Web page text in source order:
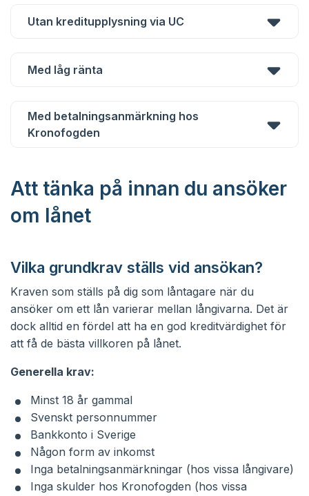
Utan kreditupplysning via UC
Med låg ränta
Med betalningsanmärkning hos
Kronofogden
Att tänka på innan du ansöker
om lånet
Vilka grundkrav ställs vid ansökan?
Kraven som ställs på dig som låntagare när du
ansöker om ett lån varierar mellan långivarna. Det är
dock alltid en fördel att ha en god kreditvärdighet för
att få de bästa villkoren på lånet.
Generella krav:
Minst 18 år gammal
Svenskt personnummer
Bankkonto i Sverige
Någon form av inkomst
Inga betalningsanmärkningar (hos vissa långivare)
Inga skulder hos Kronofogden (hos vissa